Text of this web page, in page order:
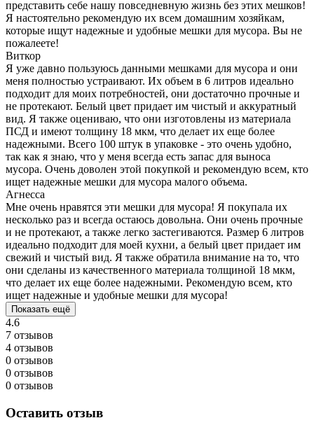
представить себе нашу повседневную жизнь без этих мешков!
Я настоятельно рекомендую их всем домашним хозяйкам,
которые ищут надежные и удобные мешки для мусора. Вы не
пожалеете!
Виткор
Я уже давно пользуюсь данными мешками для мусора и они
меня полностью устраивают. Их объем в 6 литров идеально
подходит для моих потребностей, они достаточно прочные и
не протекают. Белый цвет придает им чистый и аккуратный
вид. Я также оцениваю, что они изготовлены из материала
ПСД и имеют толщину 18 мкм, что делает их еще более
надежными. Всего 100 штук в упаковке - это очень удобно,
так как я знаю, что у меня всегда есть запас для выноса
мусора. Очень доволен этой покупкой и рекомендую всем, кто
ищет надежные мешки для мусора малого объема.
Агнесса
Мне очень нравятся эти мешки для мусора! Я покупала их
несколько раз и всегда остаюсь довольна. Они очень прочные
и не протекают, а также легко застегиваются. Размер 6 литров
идеально подходит для моей кухни, а белый цвет придает им
свежий и чистый вид. Я также обратила внимание на то, что
они сделаны из качественного материала толщиной 18 мкм,
что делает их еще более надежными. Рекомендую всем, кто
ищет надежные и удобные мешки для мусора!
Показать ещё
4.6
7 отзывов
4 отзывов
0 отзывов
0 отзывов
0 отзывов
Оставить отзыв